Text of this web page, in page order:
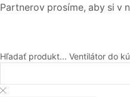
Partnerov prosíme, aby si v
Hľadať produkt... Ventilátor do